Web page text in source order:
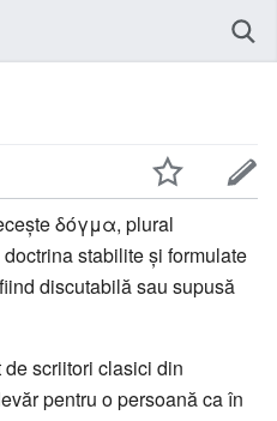
δόγμα, plural
stabilite şi formulate
discutabilă sau supusă
scriitori clasici din
pentru o persoană ca în